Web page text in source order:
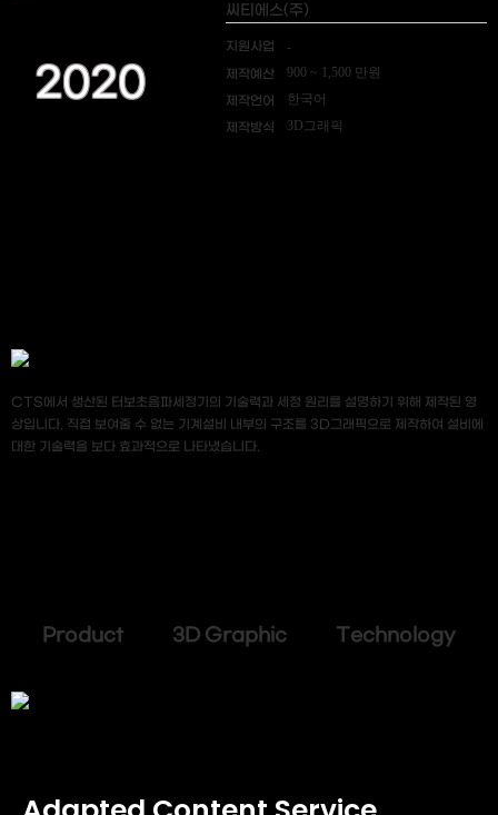
2020
씨티에스(주)
지원사업 -
제작예산 900 ~ 1,500 만원
제작언어 한국어
제작방식 3D그래픽
CTS에서 생산된 터보초음파세정기의 기술력과 세정 원리를 설명하기 위해 제작된 영
상입니다. 직접 보여줄 수 없는 기계설비 내부의 구조를 3D그래픽으로 제작하여 설비에
대한 기술력을 보다 효과적으로 나타냈습니다.
Product 3D Graphic Technology